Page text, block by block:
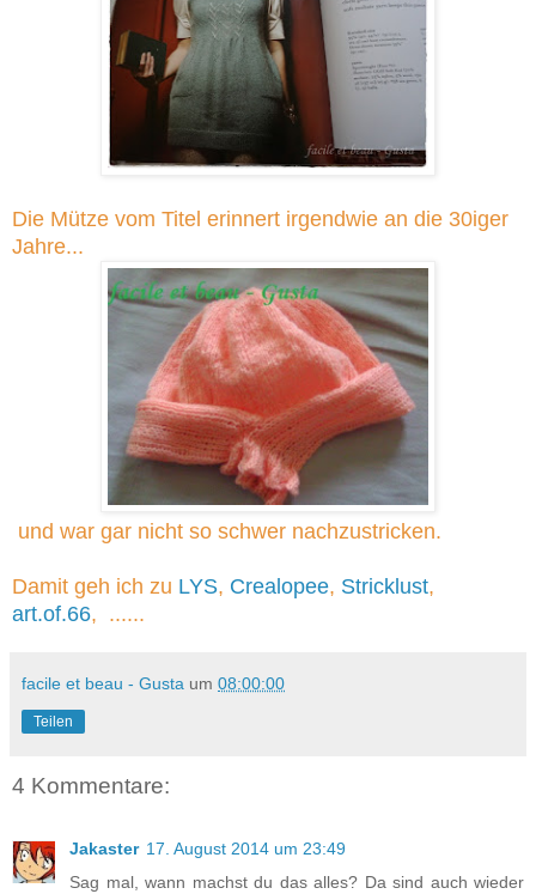
Die Mütze vom Titel erinnert irgendwie an die 30iger
Jahre...
und war gar nicht so schwer nachzustricken.
Damit geh ich zu LYS, Crealopee, Stricklust,
art.of.66, ......
facile et beau - Gusta um 08:00:00
Teilen
4 Kommentare:
Jakaster 17. August 2014 um 23:49
Sag mal, wann machst du das alles? Da sind auch wieder